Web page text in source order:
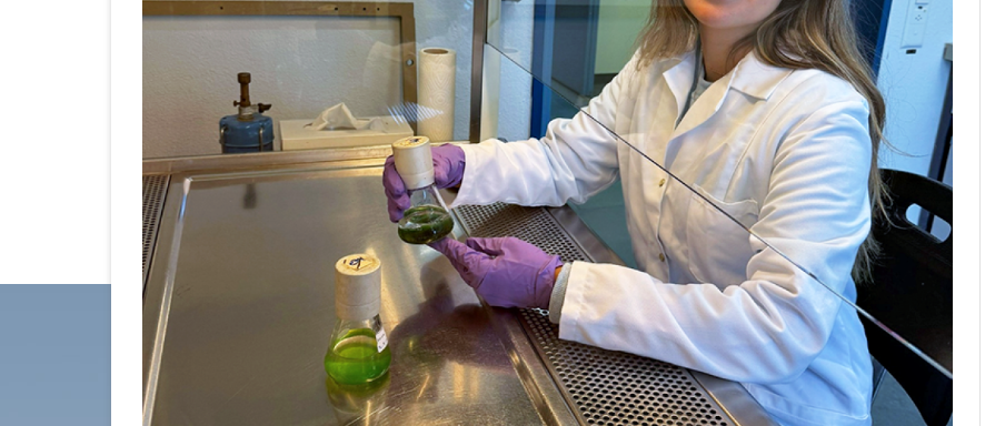
e
s
t
d
a
t
o
x
i
n